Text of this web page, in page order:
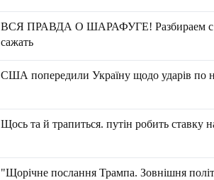
ВСЯ ПРАВДА О ШАРАФУГЕ! Разбираем с
сажать
США попередили Україну щодо ударів по
Щось та й трапиться. путін робить ставку
"Щорічне послання Трампа. Зовнішня